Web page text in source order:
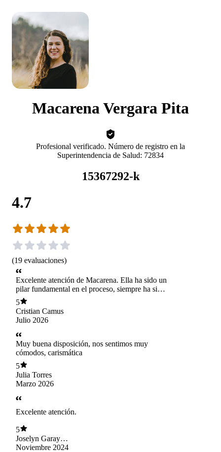
Macarena Vergara Pita
Profesional verificado. Número de registro en la
Superintendencia de Salud: 72834
15367292-k
4.7
(19 evaluaciones)
Excelente atención de Macarena. Ella ha sido un
pilar fundamental en el proceso, siempre ha sido
cercana, comprensiva y atenta. Estamos muy
agradecidos de su ayuda y apoyo tanto para
nuestro hijo como para nosotros. Una gran
profesional que quiere mucho lo que hace.
5
Cristian Camus
Julio 2026
Muy buena disposición, nos sentimos muy
cómodos, carismática
5
Julia Torres
Marzo 2026
Excelente atención.
5
Joselyn Garay
Allende
Noviembre 2024